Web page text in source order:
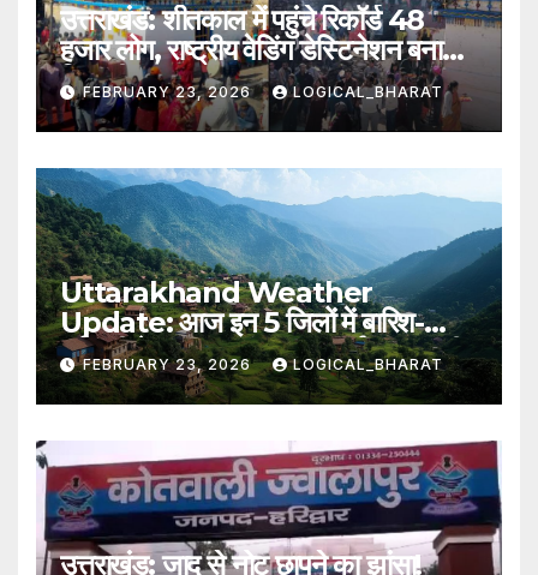
उत्तराखंड: शीतकाल में पहुंचे रिकॉर्ड 48
हजार लोग, राष्ट्रीय वेडिंग डेस्टिनेशन बना
त्रियुगीनारायण
FEBRUARY 23, 2026 LOGICAL_BHARAT
Uttarakhand Weather
Update: आज इन 5 जिलों में बारिश-
बर्फबारी के आसार, IMD का पूर्वानुमान जारी..
पढ़िए
FEBRUARY 23, 2026 LOGICAL_BHARAT
उत्तराखंड: जादू से नोट छापने का झांसा!